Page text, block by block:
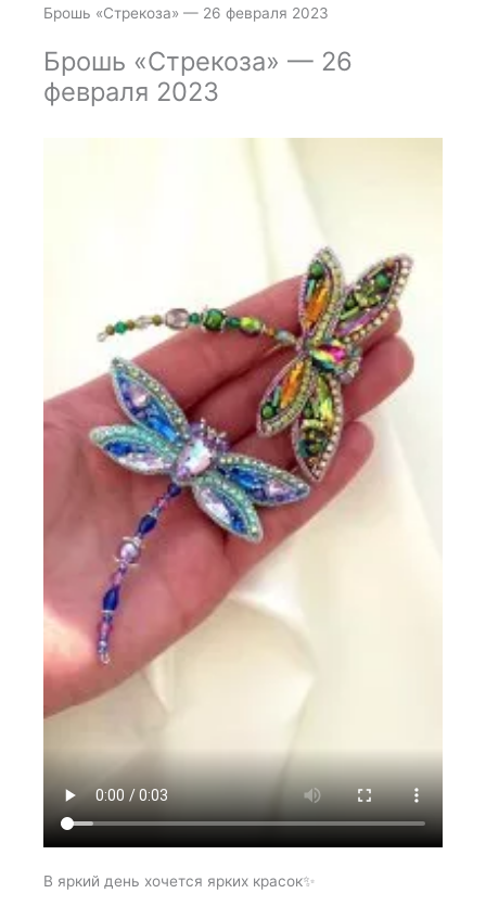
Брошь «Стрекоза» — 26 февраля 2023
Брошь «Стрекоза» — 26
февраля 2023
В яркий день хочется ярких красок✨